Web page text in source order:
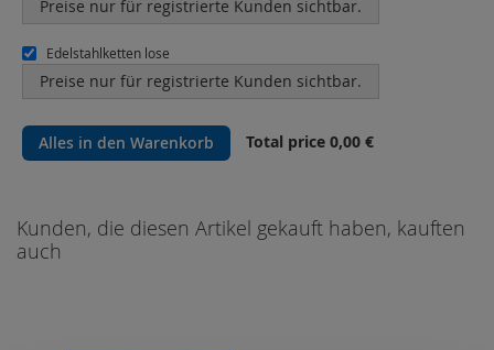
Preise nur für registrierte Kunden sichtbar.
Edelstahlketten lose
Preise nur für registrierte Kunden sichtbar.
Alles in den Warenkorb Total price 0,00 €
Kunden, die diesen Artikel gekauft haben, kauften
auch